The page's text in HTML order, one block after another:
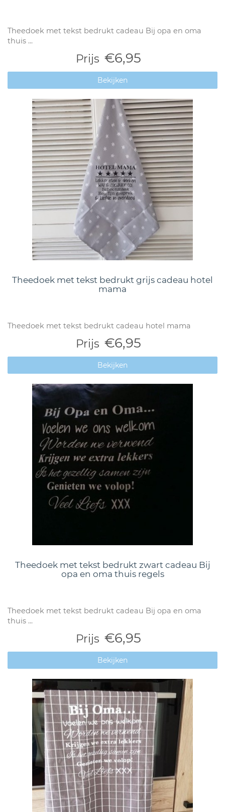
Theedoek met tekst bedrukt cadeau Bij opa en oma
thuis ...
Prijs €6,95
Bekijken
Theedoek met tekst bedrukt grijs cadeau hotel
mama
Theedoek met tekst bedrukt cadeau hotel mama
Prijs €6,95
Bekijken
Theedoek met tekst bedrukt zwart cadeau Bij
opa en oma thuis regels
Theedoek met tekst bedrukt cadeau Bij opa en oma
thuis ...
Prijs €6,95
Bekijken